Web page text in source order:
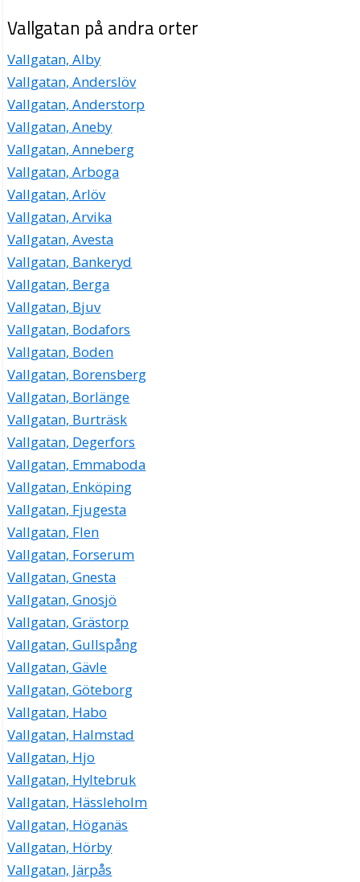
Vallgatan på andra orter
Vallgatan, Alby
Vallgatan, Anderslöv
Vallgatan, Anderstorp
Vallgatan, Aneby
Vallgatan, Anneberg
Vallgatan, Arboga
Vallgatan, Arlöv
Vallgatan, Arvika
Vallgatan, Avesta
Vallgatan, Bankeryd
Vallgatan, Berga
Vallgatan, Bjuv
Vallgatan, Bodafors
Vallgatan, Boden
Vallgatan, Borensberg
Vallgatan, Borlänge
Vallgatan, Burträsk
Vallgatan, Degerfors
Vallgatan, Emmaboda
Vallgatan, Enköping
Vallgatan, Fjugesta
Vallgatan, Flen
Vallgatan, Forserum
Vallgatan, Gnesta
Vallgatan, Gnosjö
Vallgatan, Grästorp
Vallgatan, Gullspång
Vallgatan, Gävle
Vallgatan, Göteborg
Vallgatan, Habo
Vallgatan, Halmstad
Vallgatan, Hjo
Vallgatan, Hyltebruk
Vallgatan, Hässleholm
Vallgatan, Höganäs
Vallgatan, Hörby
Vallgatan, Järpås